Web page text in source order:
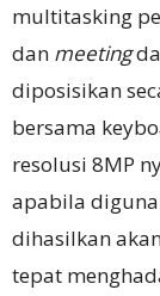
multitasking
dan meeting
diposisikan
bersama
resolusi 8MP
apabila
dihasilkan
tepat